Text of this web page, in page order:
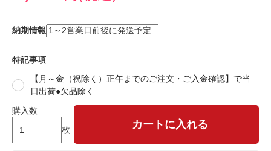
納期情報
特記事項
【月～金（祝除く）正午までのご注文・ご入金確認】で当
日出荷●欠品除く
購入数
枚
カートに入れる